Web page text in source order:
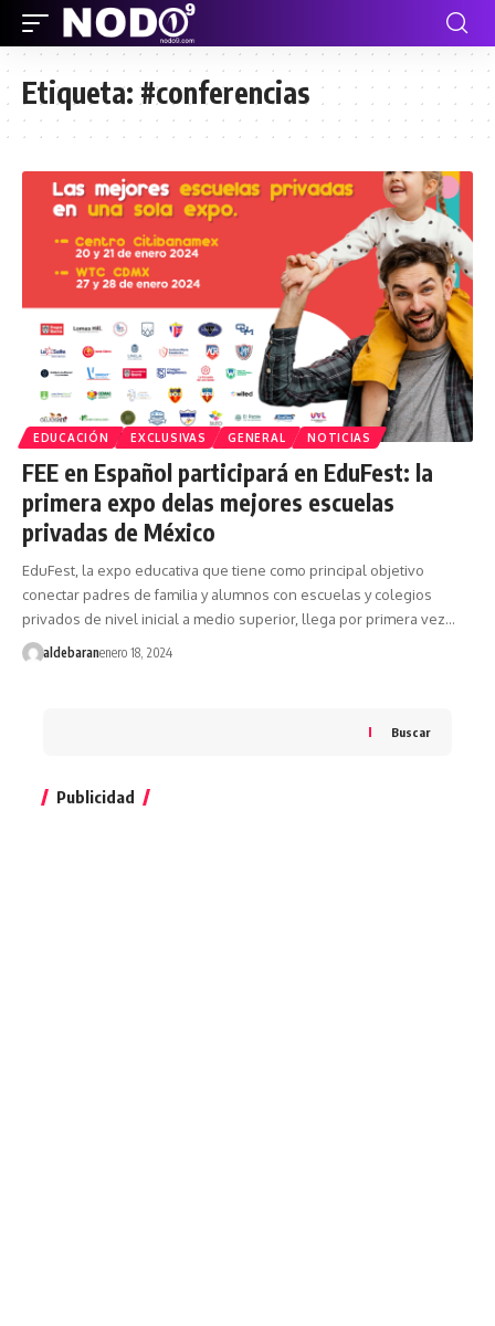
Etiqueta:#conferencias
EDUCACIÓN EXCLUSIVAS GENERAL NOTICIAS
FEE en Español participará en EduFest: la
primera expo delas mejores escuelas
privadas de México
EduFest, la expo educativa que tiene como principal objetivo
conectar padres de familia y alumnos con escuelas y colegios
privados de nivel inicial a medio superior, llega por primera vez…
aldebaranenero 18, 2024
Buscar
Publicidad